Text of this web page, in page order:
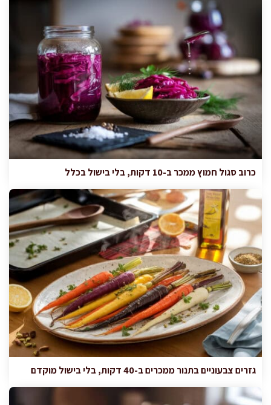
כרוב סגול חמוץ ממכר ב-10 דקות, בלי בישול בכלל
גזרים צבעוניים בתנור ממכרים ב-40 דקות, בלי בישול מוקדם